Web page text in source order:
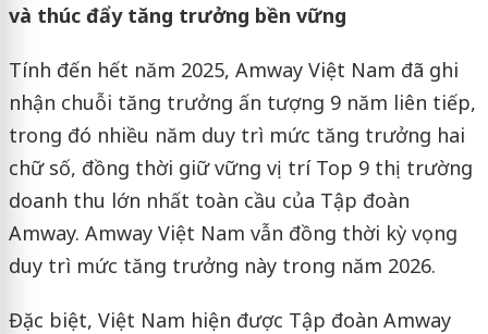
và thúc đẩy tăng trưởng bền vững
Tính đến hết năm 2025, Amway Việt Nam đã ghi
nhận chuỗi tăng trưởng ấn tượng 9 năm liên tiếp,
trong đó nhiều năm duy trì mức tăng trưởng hai
chữ số, đồng thời giữ vững vị trí Top 9 thị trường
doanh thu lớn nhất toàn cầu của Tập đoàn
Amway. Amway Việt Nam vẫn đồng thời kỳ vọng
duy trì mức tăng trưởng này trong năm 2026.
Đặc biệt, Việt Nam hiện được Tập đoàn Amway